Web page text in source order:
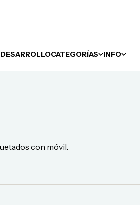
DESARROLLOCATEGORÍAS INFO
con móvil.